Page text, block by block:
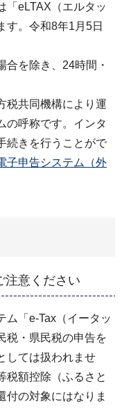
「eLTAX（エルタッ
す。令和8年1月5日
合を除き、24時間・
税共同機構により運
の呼称です。インタ
続きを行うことがで
子申告システム（外
注意ください
ム「e-Tax（イータッ
税・県民税の申告を
しては扱われませ
税額控除（ふるさと
付の対象にはなりま